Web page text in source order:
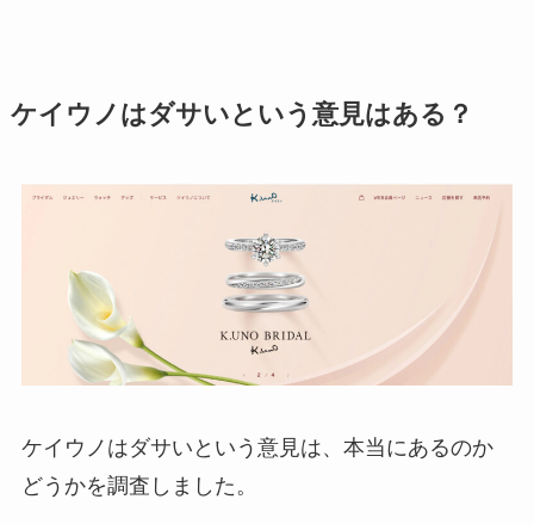
ケイウノはダサいという意見はある？
ケイウノはダサいという意見は、本当にあるのか
どうかを調査しました。